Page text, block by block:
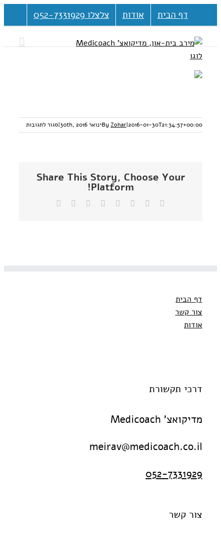
דף הבית אודות צלצלו 052-7331929
By Zohar|2016-01-30T21:34:57+00:00 ינואר 30th, 2016 |סגור לתגובותעל
8271875
Share This Story, Choose Your
Platform!
Facebook
Twitter
Reddit
LinkedIn
Tumblr
Pinterest
דף הבית
צור קשר
אודות
דרכי תקשורת
מדיקואצ' Medicoach
meirav@medicoach.co.il
052-7331929
צור קשר